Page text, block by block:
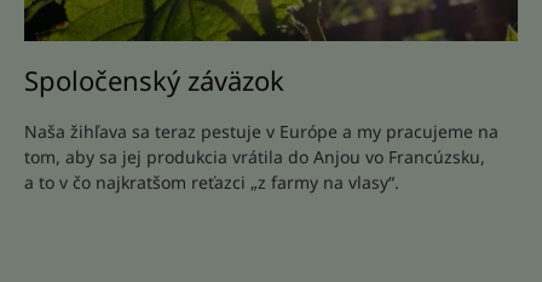
Spoločenský záväzok
Naša žihľava sa teraz pestuje v Európe a my pracujeme na
tom, aby sa jej produkcia vrátila do Anjou vo Francúzsku,
a to v čo najkratšom reťazci „z farmy na vlasy“.